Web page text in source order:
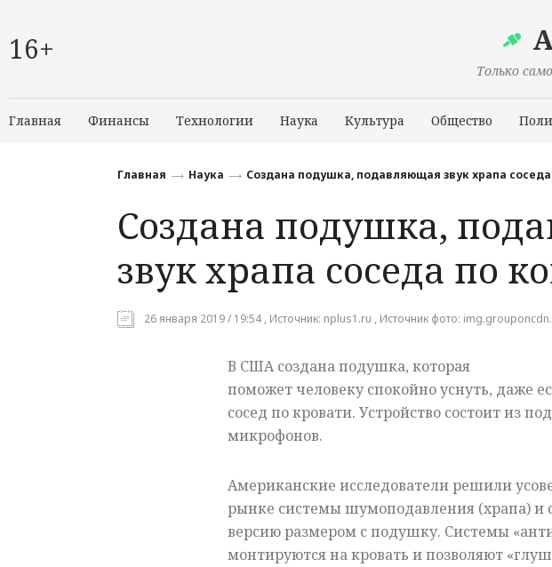
16+
Только
Главная Финансы Технологии Наука Культура Общество
Главная Наука Создана подушка, подавляющая звук храпа
Создана подушка,
звук храпа соседа по
26 января 2019 / 19:54 , Источник: nplus1.ru , Источник фото:
В США создана подушка, которая
поможет человеку спокойно уснуть, даже
сосед по кровати. Устройство состоит из
микрофонов.
Американские исследователи решили
рынке системы шумоподавления (храпа) и
версию размером с подушку. Системы
монтируются на кровать и позволяют